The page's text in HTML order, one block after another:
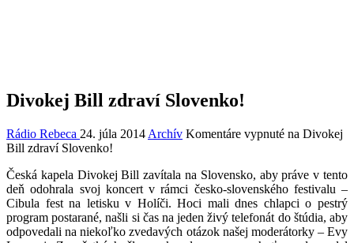
Divokej Bill zdraví Slovenko!
Rádio Rebeca 24. júla 2014 Archív Komentáre vypnuté na Divokej
Bill zdraví Slovenko!
Česká kapela Divokej Bill zavítala na Slovensko, aby práve v tento
deň odohrala svoj koncert v rámci česko-slovenského festivalu –
Cibula fest na letisku v Holíči. Hoci mali dnes chlapci o pestrý
program postarané, našli si čas na jeden živý telefonát do štúdia, aby
odpovedali na niekoľko zvedavých otázok našej moderátorky – Evy